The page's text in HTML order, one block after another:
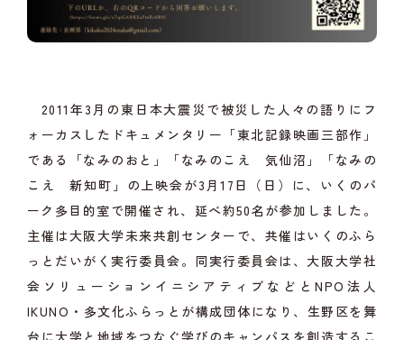
2011年3月の東日本大震災で被災した人々の語りにフ
ォーカスしたドキュメンタリー「東北記録映画三部作」
である「なみのおと」「なみのこえ 気仙沼」「なみの
こえ 新知町」の上映会が3月17日（日）に、いくのパ
ーク多目的室で開催され、延べ約50名が参加しました。
主催は大阪大学未来共創センターで、共催はいくのふら
っとだいがく実行委員会。同実行委員会は、大阪大学社
会ソリューションイニシアティブなどとNPO法人
IKUNO・多文化ふらっとが構成団体になり、生野区を舞